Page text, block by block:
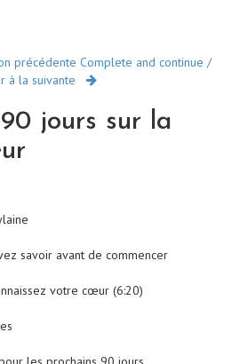
précédente Complete and continue /
à la suivante
jours sur la
savoir avant de commencer
votre cœur (6:20)